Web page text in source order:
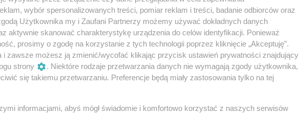
które były jednocześnie turniejem
Kwalifikacyjnym do Mistrzostw Europy juniorów i seniorów 2026.
Karate z tytułem Mistrzów
Karate drużynowym Mistrzem Polski
Kyokushin! Olek Barański najlepszym
wybór spersonalizowanych treści, pomiar reklam i treści, badanie odbiorców oraz
Użytkownika my i Zaufani Partnerzy możemy używać dokładnych danych
aktywnie skanować charakterystykę urządzenia do celów identyfikacji. Ponieważ
prosimy o zgodę na korzystanie z tych technologii poprzez kliknięcie „Akceptuję”.
i zawsze możesz ją zmienić/wycofać klikając przycisk ustawień prywatności znajdujący
strony
. Niektóre rodzaje przetwarzania danych nie wymagają zgody użytkownika,
się takiemu przetwarzaniu. Preferencje będą miały zastosowania tylko na tej
informacjami, abyś mógł świadomie i komfortowo korzystać z naszych serwisów